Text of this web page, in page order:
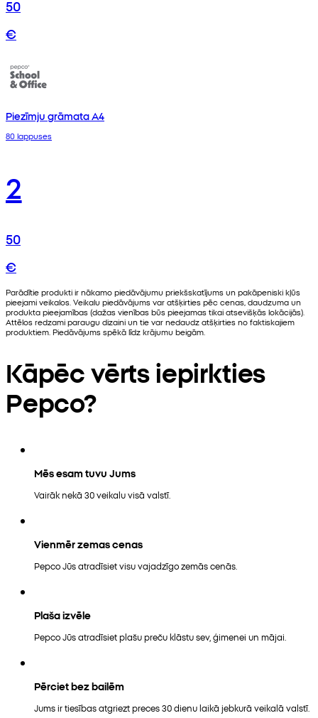
50
€
Piezīmju grāmata A4
80 lappuses
2
50
€
Parādītie produkti ir nākamo piedāvājumu priekšskatījums un pakāpeniski kļūs
pieejami veikalos. Veikalu piedāvājums var atšķirties pēc cenas, daudzuma un
produkta pieejamības (dažas vienības būs pieejamas tikai atsevišķās lokācijās).
Attēlos redzami paraugu dizaini un tie var nedaudz atšķirties no faktiskajiem
produktiem. Piedāvājums spēkā līdz krājumu beigām.
Kāpēc vērts iepirkties
Pepco?
Mēs esam tuvu Jums
Vairāk nekā 30 veikalu visā valstī.
Vienmēr zemas cenas
Pepco Jūs atradīsiet visu vajadzīgo zemās cenās.
Plaša izvēle
Pepco Jūs atradīsiet plašu preču klāstu sev, ģimenei un mājai.
Pērciet bez bailēm
Jums ir tiesības atgriezt preces 30 dienu laikā jebkurā veikalā valstī.